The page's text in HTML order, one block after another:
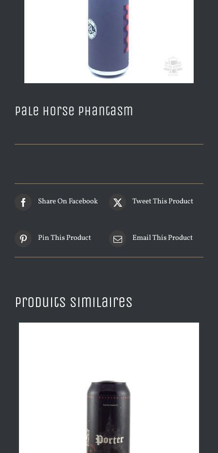
Pale Horse Phantasm
Share On Facebook Tweet This Product
Pin This Product Email This Product
Produits similaires